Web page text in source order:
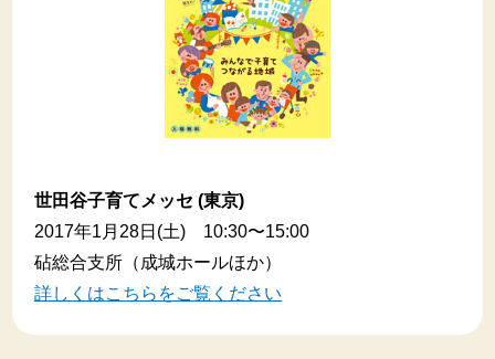
ー
ト
(
Contribute,inc.
)
世田谷子育てメッセ (東京)
2017年1月28日(土) 10:30〜15:00
砧総合支所（成城ホールほか）
詳しくはこちらをご覧ください